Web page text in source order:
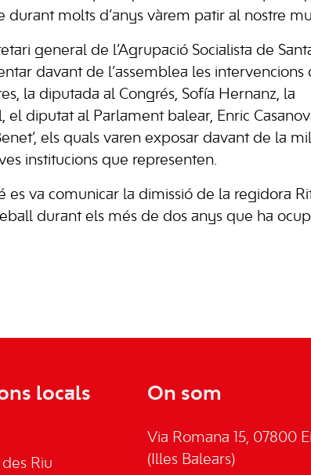
durant molts d’anys vàrem patir al nostre
general de l’Agrupació Socialista de
davant de l’assemblea les
la diputada al Congrés, Sofía Hernanz, la
el diputat al Parlament balear, Enric
els quals varen exposar davant de la
institucions que representen.
es va comunicar la dimissió de la regidora
durant els més de dos anys que ha
locals
Riu
On som
Via Romana 15, 07800
(Illes Balears)